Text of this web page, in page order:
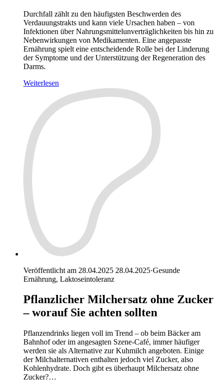
Durchfall zählt zu den häufigsten Beschwerden des
Verdauungstrakts und kann viele Ursachen haben – von
Infektionen über Nahrungsmittelunverträglichkeiten bis hin zu
Nebenwirkungen von Medikamenten. Eine angepasste
Ernährung spielt eine entscheidende Rolle bei der Linderung
der Symptome und der Unterstützung der Regeneration des
Darms.
Weiterlesen
Veröffentlicht am 28.04.2025 28.04.2025·Gesunde
Ernährung, Laktoseintoleranz
Pflanzlicher Milchersatz ohne Zucker
– worauf Sie achten sollten
Pflanzendrinks liegen voll im Trend – ob beim Bäcker am
Bahnhof oder im angesagten Szene-Café, immer häufiger
werden sie als Alternative zur Kuhmilch angeboten. Einige
der Milchalternativen enthalten jedoch viel Zucker, also
Kohlenhydrate. Doch gibt es überhaupt Milchersatz ohne
Zucker?…